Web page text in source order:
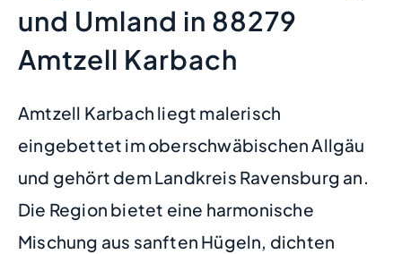
und Umland in 88279
Amtzell Karbach
Amtzell Karbach liegt malerisch
eingebettet im oberschwäbischen Allgäu
und gehört dem Landkreis Ravensburg an.
Die Region bietet eine harmonische
Mischung aus sanften Hügeln, dichten